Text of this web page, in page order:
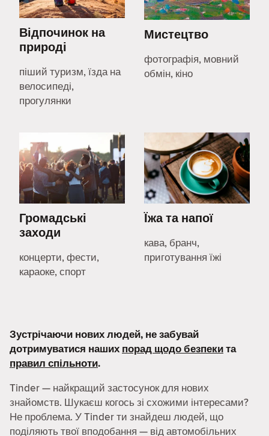
Відпочинок на
природі
піший туризм, їзда на
велосипеді,
прогулянки
Мистецтво
фотографія, мовний
обмін, кіно
Громадські
заходи
концерти, фести,
караоке, спорт
Їжа та напої
кава, бранч,
приготування їжі
Зустрічаючи нових людей, не забувай
дотримуватися наших порад щодо безпекита
правил спільноти.
Tinder — найкращий застосунок для нових
знайомств. Шукаєш когось зі схожими інтересами?
Не проблема. У Tinder ти знайдеш людей, що
поділяють твої вподобання — від автомобільних